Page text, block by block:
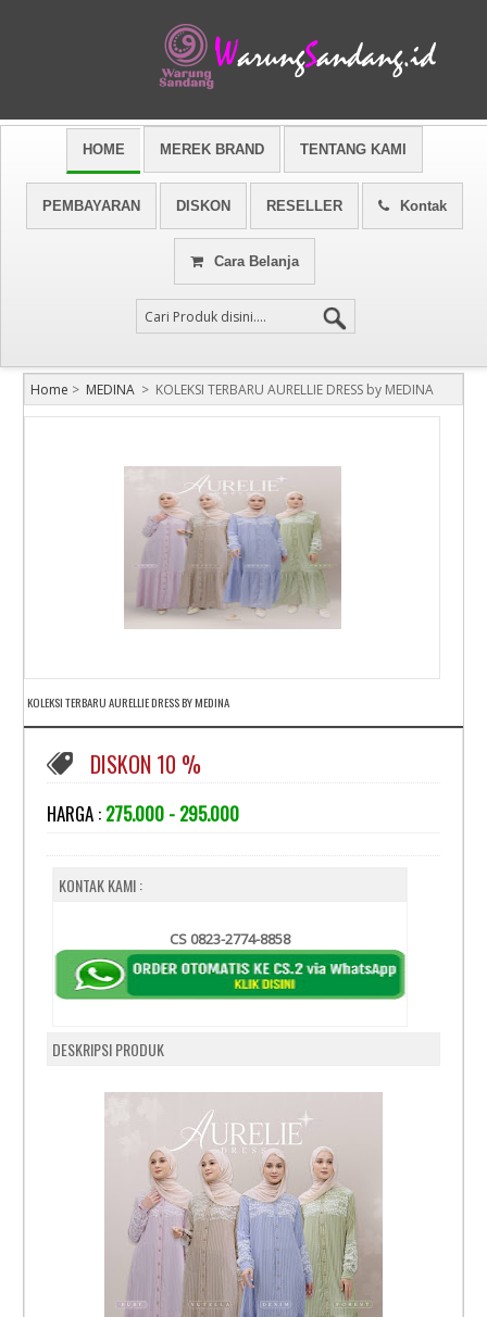
HOME MEREK BRAND TENTANG KAMI
PEMBAYARAN DISKON RESELLER Kontak
Cara Belanja
Home > MEDINA > KOLEKSI TERBARU AURELLIE DRESS by MEDINA
KOLEKSI TERBARU AURELLIE DRESS BY MEDINA
DISKON 10 %
HARGA : 275.000 - 295.000
KONTAK KAMI :
CS 0823-2774-8858
DESKRIPSI PRODUK